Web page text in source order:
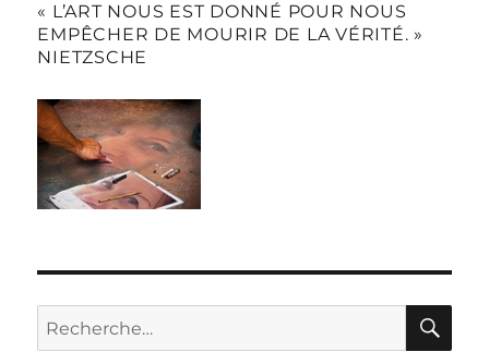
« L’ART NOUS EST DONNÉ POUR NOUS
EMPÊCHER DE MOURIR DE LA VÉRITÉ. »
NIETZSCHE
Recherche
pour :